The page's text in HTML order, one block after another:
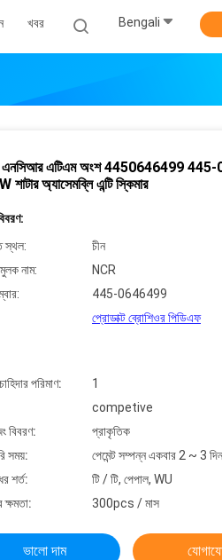
খবর Bengali
এটিএম অংশ 4450646499
শাটার অ্যাসেমব্লি এন্টি স্কিমার
স্থল:
চীন
নাম:
NCR
445-0646499
প্রোডাক্ট ব্রোশিওর পিডিএফ
পরিমাণ:
1
competive
বিবরণ:
প্রাকৃতিক
সময়:
পেমেন্ট সম্পন্ন একবার 2 ~ 3 দিন
শর্ত:
টি / টি, পেপাল, WU
ক্ষমতা:
300pcs / মাস
ভালো দাম